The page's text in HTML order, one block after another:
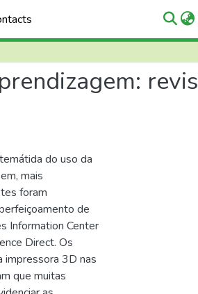
do uso da
mais
foram
de
Information Center
Direct. Os
impressora 3D nas
que muitas